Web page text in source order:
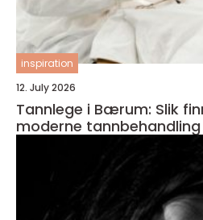
inspiration
12. July 2026
Tannlege i Bærum: Slik
moderne tannbehandling